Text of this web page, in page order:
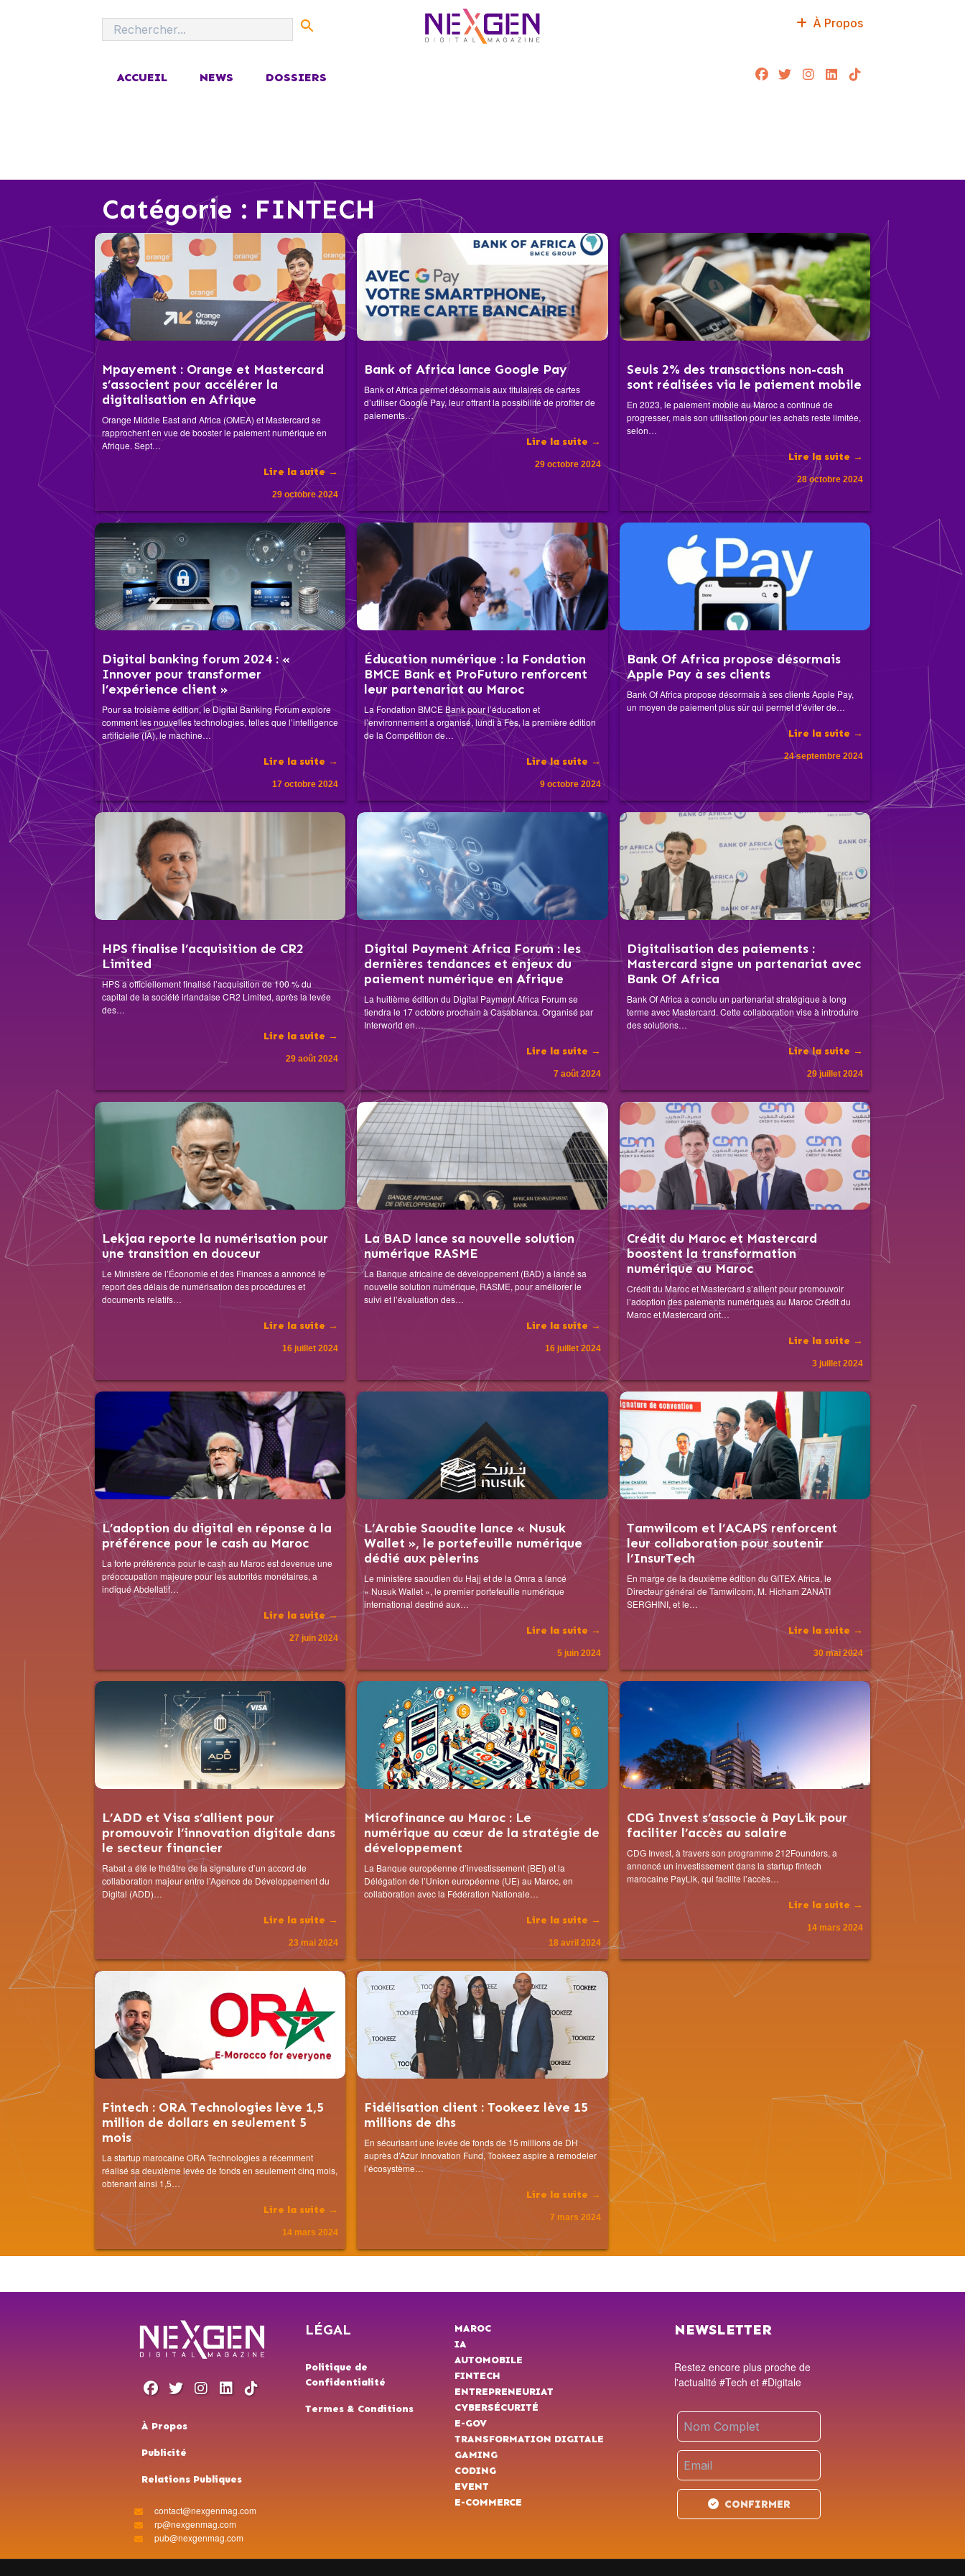
À Propos
ACCUEIL NEWS DOSSIERS
Catégorie : FINTECH
Mpayement : Orange et Mastercard
s’associent pour accélérer la
digitalisation en Afrique
Orange Middle East and Africa (OMEA) et Mastercard se
rapprochent en vue de booster le paiement numérique en
Afrique. Sept…
Lire la suite →
29 octobre 2024
Bank of Africa lance Google Pay
Bank of Africa permet désormais aux titulaires de cartes
d’utiliser Google Pay, leur offrant la possibilité de profiter de
paiements…
Lire la suite →
29 octobre 2024
Seuls 2% des transactions non-cash
sont réalisées via le paiement mobile
En 2023, le paiement mobile au Maroc a continué de
progresser, mais son utilisation pour les achats reste limitée,
selon…
Lire la suite →
28 octobre 2024
Digital banking forum 2024 : «
Innover pour transformer
l’expérience client »
Pour sa troisième édition, le Digital Banking Forum explore
comment les nouvelles technologies, telles que l’intelligence
artificielle (IA), le machine…
Lire la suite →
17 octobre 2024
Éducation numérique : la Fondation
BMCE Bank et ProFuturo renforcent
leur partenariat au Maroc
La Fondation BMCE Bank pour l’éducation et
l’environnement a organisé, lundi à Fès, la première édition
de la Compétition de…
Lire la suite →
9 octobre 2024
Bank Of Africa propose désormais
Apple Pay à ses clients
Bank Of Africa propose désormais à ses clients Apple Pay,
un moyen de paiement plus sûr qui permet d’éviter de…
Lire la suite →
24 septembre 2024
HPS finalise l’acquisition de CR2
Limited
HPS a officiellement finalisé l’acquisition de 100 % du
capital de la société irlandaise CR2 Limited, après la levée
des…
Lire la suite →
29 août 2024
Digital Payment Africa Forum : les
dernières tendances et enjeux du
paiement numérique en Afrique
La huitième édition du Digital Payment Africa Forum se
tiendra le 17 octobre prochain à Casablanca. Organisé par
Interworld en…
Lire la suite →
7 août 2024
Digitalisation des paiements :
Mastercard signe un partenariat avec
Bank Of Africa
Bank Of Africa a conclu un partenariat stratégique à long
terme avec Mastercard. Cette collaboration vise à introduire
des solutions…
Lire la suite →
29 juillet 2024
Lekjaa reporte la numérisation pour
une transition en douceur
Le Ministère de l’Économie et des Finances a annoncé le
report des délais de numérisation des procédures et
documents relatifs…
Lire la suite →
16 juillet 2024
La BAD lance sa nouvelle solution
numérique RASME
La Banque africaine de développement (BAD) a lancé sa
nouvelle solution numérique, RASME, pour améliorer le
suivi et l’évaluation des…
Lire la suite →
16 juillet 2024
Crédit du Maroc et Mastercard
boostent la transformation
numérique au Maroc
Crédit du Maroc et Mastercard s’allient pour promouvoir
l’adoption des paiements numériques au Maroc Crédit du
Maroc et Mastercard ont…
Lire la suite →
3 juillet 2024
L’adoption du digital en réponse à la
préférence pour le cash au Maroc
La forte préférence pour le cash au Maroc est devenue une
préoccupation majeure pour les autorités monétaires, a
indiqué Abdellatif…
Lire la suite →
27 juin 2024
L’Arabie Saoudite lance « Nusuk
Wallet », le portefeuille numérique
dédié aux pèlerins
Le ministère saoudien du Hajj et de la Omra a lancé
« Nusuk Wallet », le premier portefeuille numérique
international destiné aux…
Lire la suite →
5 juin 2024
Tamwilcom et l’ACAPS renforcent
leur collaboration pour soutenir
l’InsurTech
En marge de la deuxième édition du GITEX Africa, le
Directeur général de Tamwilcom, M. Hicham ZANATI
SERGHINI, et le…
Lire la suite →
30 mai 2024
L’ADD et Visa s’allient pour
promouvoir l’innovation digitale dans
le secteur financier
Rabat a été le théâtre de la signature d’un accord de
collaboration majeur entre l’Agence de Développement du
Digital (ADD)…
Lire la suite →
23 mai 2024
Microfinance au Maroc : Le
numérique au cœur de la stratégie de
développement
La Banque européenne d’investissement (BEI) et la
Délégation de l’Union européenne (UE) au Maroc, en
collaboration avec la Fédération Nationale…
Lire la suite →
18 avril 2024
CDG Invest s’associe à PayLik pour
faciliter l’accès au salaire
CDG Invest, à travers son programme 212Founders, a
annoncé un investissement dans la startup fintech
marocaine PayLik, qui facilite l’accès…
Lire la suite →
14 mars 2024
Fintech : ORA Technologies lève 1,5
million de dollars en seulement 5
mois
La startup marocaine ORA Technologies a récemment
réalisé sa deuxième levée de fonds en seulement cinq mois,
obtenant ainsi 1,5…
Lire la suite →
14 mars 2024
Fidélisation client : Tookeez lève 15
millions de dhs
En sécurisant une levée de fonds de 15 millions de DH
auprès d’Azur Innovation Fund, Tookeez aspire à remodeler
l’écosystème…
Lire la suite →
7 mars 2024
À Propos
Publicité
Relations Publiques
contact@nexgenmag.com
rp@nexgenmag.com
pub@nexgenmag.com
LÉGAL
Politique de
Confidentialité
Termes & Conditions
MAROC
IA
AUTOMOBILE
FINTECH
ENTREPRENEURIAT
CYBERSÉCURITÉ
E-GOV
TRANSFORMATION DIGITALE
GAMING
CODING
EVENT
E-COMMERCE
NEWSLETTER
Restez encore plus proche de
l'actualité #Tech et #Digitale
CONFIRMER